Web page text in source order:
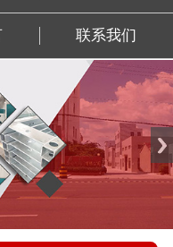
文化理念
技术装备
厂容厂貌
联系我们